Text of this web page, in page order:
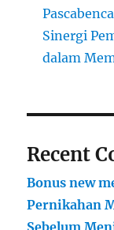
Sinergi
dalam
Recent
Bonus new
Pernikahan
Sebelum